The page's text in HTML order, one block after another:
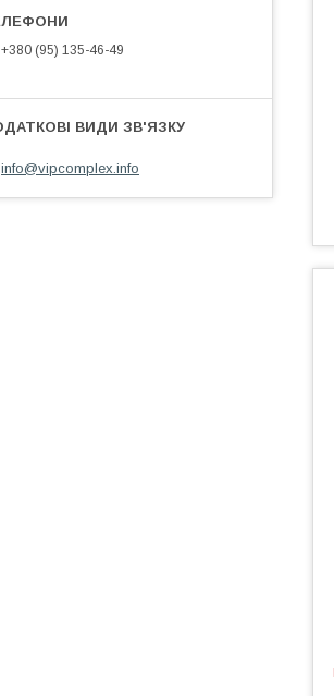
+380 (95) 135-46-49
info@vipcomplex.info